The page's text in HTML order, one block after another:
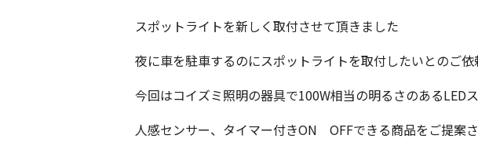
スポットライトを新しく取付させて頂きました
夜に車を駐車するのにスポットライトを取付したいとのご
今回はコイズミ照明の器具で100W相当の明るさのあるLED
人感センサー、タイマー付きON OFFできる商品をご提案さ